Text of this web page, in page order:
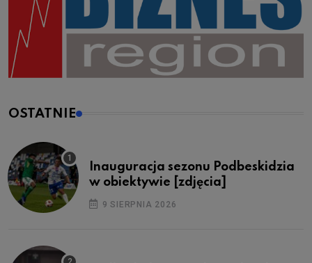
OSTATNIE
Inauguracja sezonu Podbeskidzia
w obiektywie [zdjęcia]
9 SIERPNIA 2026